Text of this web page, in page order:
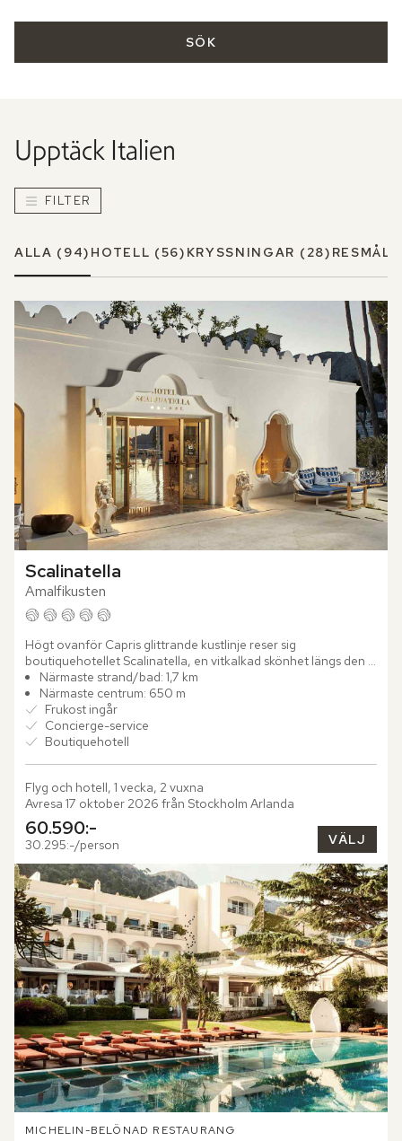
SÖK
Upptäck Italien
FILTER
ALLA (94) HOTELL (56) KRYSSNINGAR (28) RESMÅL
Scalinatella
Amalfikusten
Högt ovanför Capris glittrande kustlinje reser sig
boutiquehotellet Scalinatella, en vitkalkad skönhet längs den
eleganta Via Tragara. Sedan generationer tillbaka har
familjen...
Närmaste strand/bad: 1,7 km
Närmaste centrum: 650 m
Frukost ingår
Concierge-service
Boutiquehotell
Flyg och hotell, 1 vecka, 2 vuxna
Avresa 17 oktober 2026 från Stockholm Arlanda
60.590:-
30.295:-/person VÄLJ
MICHELIN-BELÖNAD RESTAURANG